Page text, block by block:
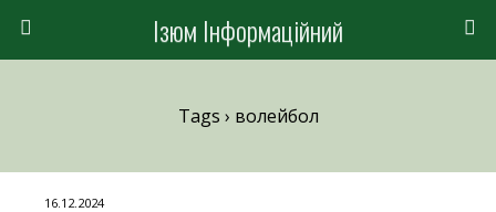
Ізюм Інформаційний
Tags › волейбол
16.12.2024